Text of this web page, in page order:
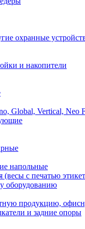
охранные
и накопители
Global, Vertical, Neo
напольные
с печатью
оборудованию
продукцию,
и задние опоры